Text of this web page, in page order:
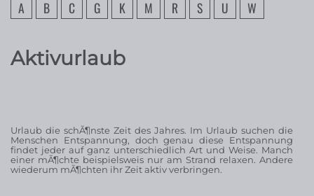
A B C G K M R S U W
Aktivurlaub
Urlaub die schÃ¶nste Zeit des Jahres. Im Urlaub suchen die
Menschen Entspannung, doch genau diese Entspannung
findet jeder auf ganz unterschiedlich Art und Weise. Manch
einer mÃ¶chte beispielsweis nur am Strand relaxen. Andere
wiederum mÃ¶chten ihr Zeit aktiv verbringen.